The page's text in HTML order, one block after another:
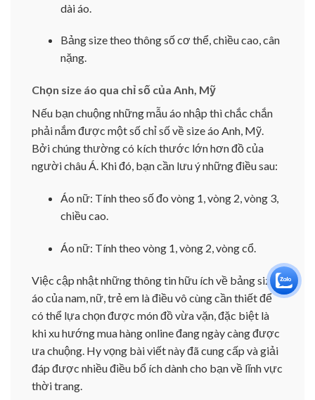
dài áo.
Bảng size theo thông số cơ thể, chiều cao, cân
nặng.
Chọn size áo qua chỉ số của Anh, Mỹ
Nếu bạn chuộng những mẫu áo nhập thì chắc chắn
phải nắm được một số chỉ số về size áo Anh, Mỹ.
Bởi chúng thường có kích thước lớn hơn đồ của
người châu Á. Khi đó, bạn cần lưu ý những điều sau:
Áo nữ: Tính theo số đo vòng 1, vòng 2, vòng 3,
chiều cao.
Áo nữ: Tính theo vòng 1, vòng 2, vòng cổ.
Việc cập nhật những thông tin hữu ích về bảng size
áo của nam, nữ, trẻ em là điều vô cùng cần thiết để
có thể lựa chọn được món đồ vừa vặn, đặc biệt là
khi xu hướng mua hàng online đang ngày càng được
ưa chuộng. Hy vọng bài viết này đã cung cấp và giải
đáp được nhiều điều bổ ích dành cho bạn về lĩnh vực
thời trang.